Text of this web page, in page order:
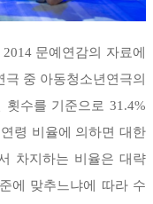
문예연감의 자료에
중 아동청소년연극의
수를 기준으로 31.4%
령 비율에 의하면 대한
차지하는 비율은 대략
에 맞추느냐에 따라 수